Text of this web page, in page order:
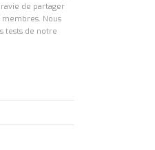
de partager
Nous
tests de notre